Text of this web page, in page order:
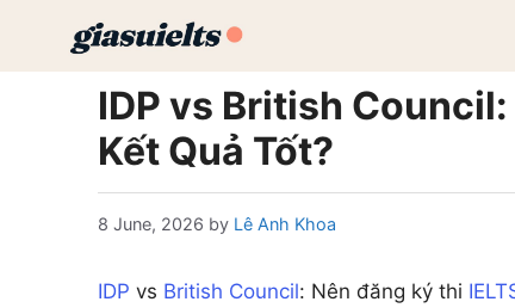
content
IDP vs British
Kết Quả Tốt?
8 June, 2026 by Lê Anh Khoa
IDP vs British Council: Nên đăng ký thi